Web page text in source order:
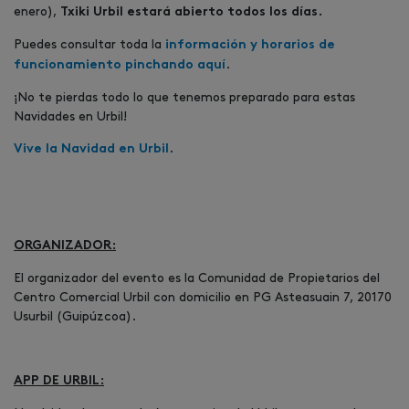
enero), Txiki Urbil estará abierto todos los días.
Puedes consultar toda la información y horarios de
funcionamiento pinchando aquí .
¡No te pierdas todo lo que tenemos preparado para estas
Navidades en Urbil!
Vive la Navidad en Urbil .
ORGANIZADOR:
El organizador del evento es la Comunidad de Propietarios del
Centro Comercial Urbil con domicilio en PG Asteasuain 7, 20170
Usurbil (Guipúzcoa).
APP DE URBIL: